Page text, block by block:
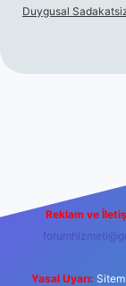
Duygusal
Reklam ve
Yasal Uyarı: